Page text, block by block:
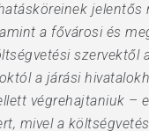
jelentős
a fővárosi és
szervektől
a járási
végrehajtaniuk –
mivel a